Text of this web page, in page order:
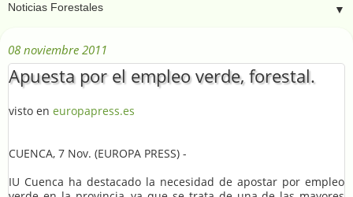
▼
08 noviembre 2011
Apuesta por el empleo verde, forestal.
visto en europapress.es
CUENCA, 7 Nov. (EUROPA PRESS) -
IU Cuenca ha destacado la necesidad de apostar por empleo